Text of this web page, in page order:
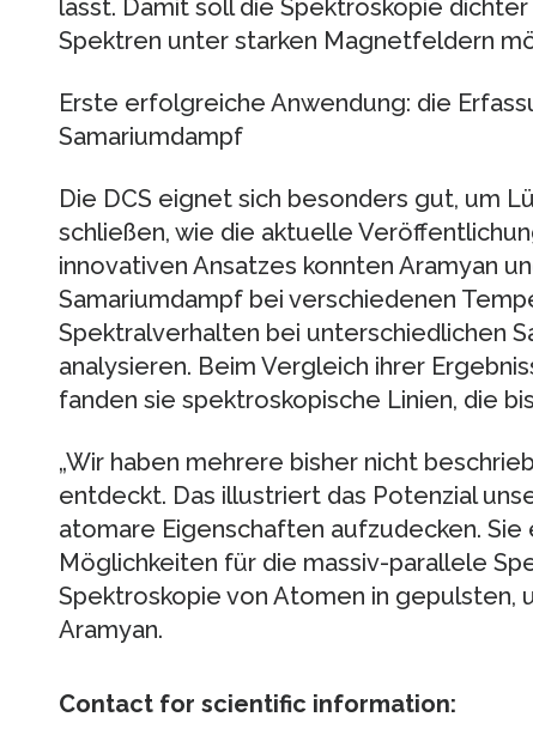
lässt. Damit soll die Spektroskopie
Spektren unter starken Magnetfeldern
Erste erfolgreiche Anwendung: die
Samariumdampf
Die DCS eignet sich besonders gut, um
schließen, wie die aktuelle
innovativen Ansatzes konnten Aramyan
Samariumdampf bei verschiedenen
Spektralverhalten bei unterschiedlichen
analysieren. Beim Vergleich ihrer
fanden sie spektroskopische Linien, die
„Wir haben mehrere bisher nicht
entdeckt. Das illustriert das Potenzial
atomare Eigenschaften aufzudecken.
Möglichkeiten für die massiv-parallele
Spektroskopie von Atomen in gepulsten,
Aramyan.
Contact for scientific information: